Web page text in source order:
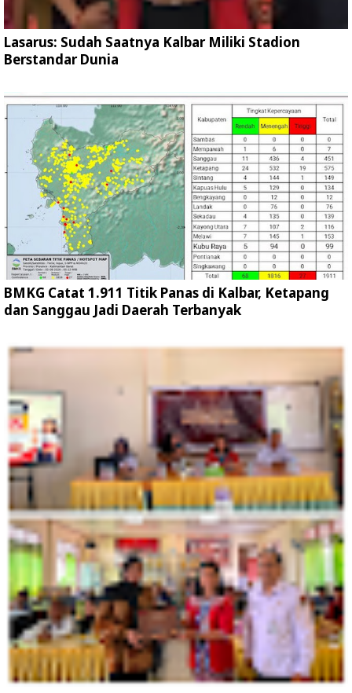
Lasarus: Sudah Saatnya Kalbar Miliki Stadion
Berstandar Dunia
BMKG Catat 1.911 Titik Panas di Kalbar, Ketapang
dan Sanggau Jadi Daerah Terbanyak